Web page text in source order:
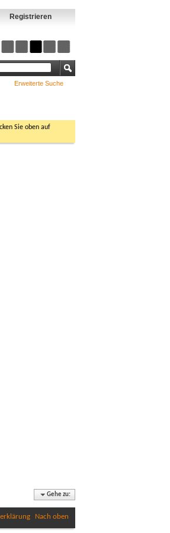
Registrieren
Erweiterte Suche
Sie oben auf
Gehe zu:
Nach oben